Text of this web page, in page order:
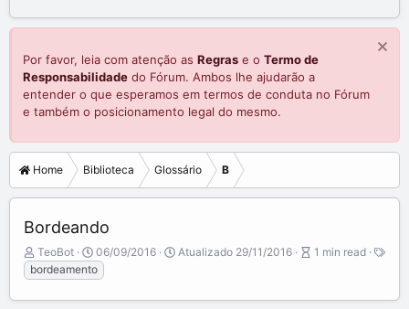
Por favor, leia com atenção as Regras e o Termo de
Responsabilidade do Fórum. Ambos lhe ajudarão a
entender o que esperamos em termos de conduta no Fórum
e também o posicionamento legal do mesmo.
Home Biblioteca Glossário B
Bordeando
A
u
t
o
TeoBot
P
u
b
l
06/09/2016 Atualizado 29/11/2016
A
i
1 min read
T
a
g
bordeamento